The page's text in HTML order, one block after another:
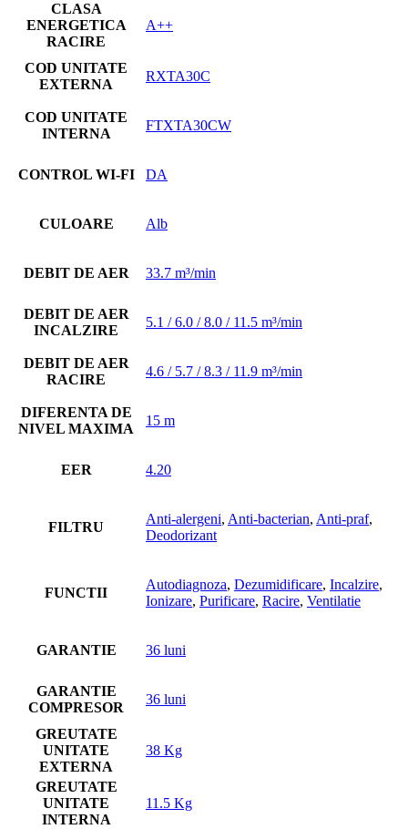
CLASA
ENERGETICA
RACIRE
A++
COD UNITATE
EXTERNA
RXTA30C
COD UNITATE
INTERNA
FTXTA30CW
CONTROL WI-FI DA
CULOARE Alb
DEBIT DE AER 33.7 m³/min
DEBIT DE AER
INCALZIRE
5.1 / 6.0 / 8.0 / 11.5 m³/min
DEBIT DE AER
RACIRE
4.6 / 5.7 / 8.3 / 11.9 m³/min
DIFERENTA DE
NIVEL MAXIMA
15 m
EER 4.20
FILTRU
Anti-alergeni, Anti-bacterian, Anti-praf,
Deodorizant
FUNCTII
Autodiagnoza, Dezumidificare, Incalzire,
Ionizare, Purificare, Racire, Ventilatie
GARANTIE 36 luni
GARANTIE
COMPRESOR
36 luni
GREUTATE
UNITATE
EXTERNA
38 Kg
GREUTATE
UNITATE
INTERNA
11.5 Kg